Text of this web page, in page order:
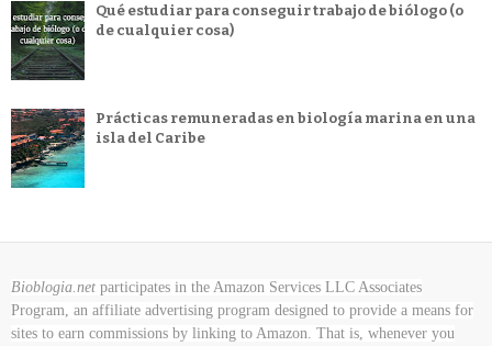
Qué estudiar para conseguir trabajo de biólogo (o
de cualquier cosa)
Prácticas remuneradas en biología marina en una
isla del Caribe
Bioblogia.net participates in the Amazon Services LLC Associates
Program, an affiliate advertising program designed to provide a means for
sites to earn commissions by linking to Amazon. That is, whenever you